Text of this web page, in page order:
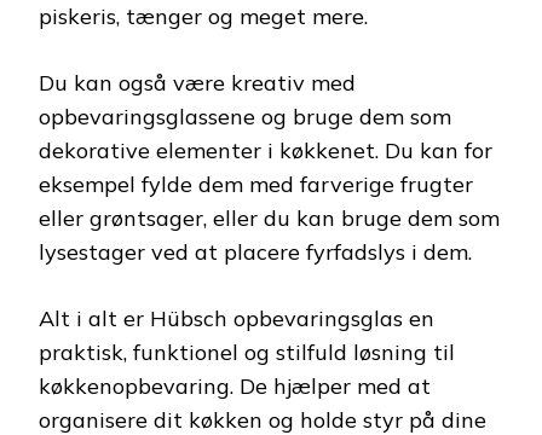
piskeris, tænger og meget mere.
Du kan også være kreativ med
opbevaringsglassene og bruge dem som
dekorative elementer i køkkenet. Du kan for
eksempel fylde dem med farverige frugter
eller grøntsager, eller du kan bruge dem som
lysestager ved at placere fyrfadslys i dem.
Alt i alt er Hübsch opbevaringsglas en
praktisk, funktionel og stilfuld løsning til
køkkenopbevaring. De hjælper med at
organisere dit køkken og holde styr på dine